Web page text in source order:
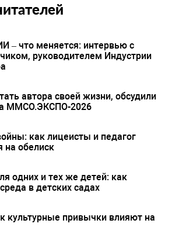
– что меняется: интервью с
руководителем Индустрии
автора своей жизни, обсудили
ММСО.ЭКСПО-2026
как лицеисты и педагог
на обелиск
одних и тех же детей: как
в детских садах
культурные привычки влияют на